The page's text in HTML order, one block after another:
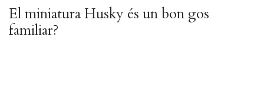
El miniatura Husky és un bon gos
familiar?